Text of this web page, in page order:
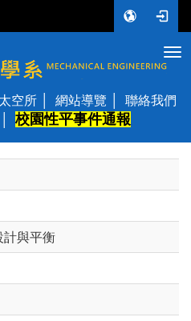
學 機械工程學系
太空所 網站導覽
聯絡我們
校園性平事件通報
計與平衡